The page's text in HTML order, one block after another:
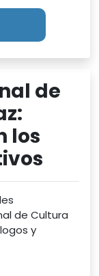
de
los
de Cultura
y